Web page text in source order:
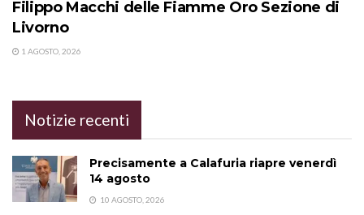
Filippo Macchi delle Fiamme Oro Sezione di
Livorno
1 AGOSTO, 2026
Notizie recenti
Precisamente a Calafuria riapre venerdì
14 agosto
10 AGOSTO, 2026